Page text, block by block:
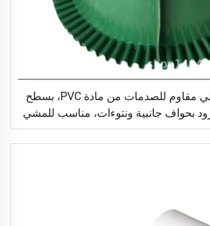
حزام ناقل مطاطي مقاوم للصدمات من مادة PVC، بسطح
بحواف جانبية ونتوءات، مناسب للمشي
على أجهزة المشي